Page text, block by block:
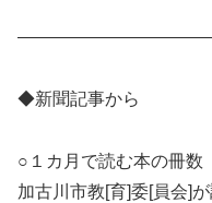
◆新聞記事から
○１カ月で読む本の冊
加古川市教[育]委[員会]